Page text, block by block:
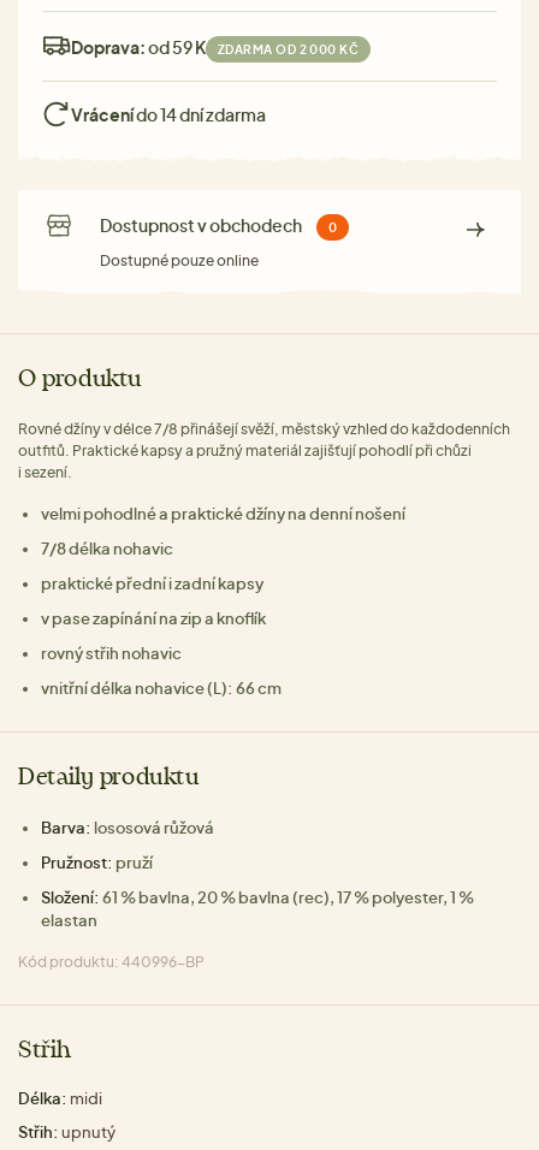
Doprava:od 59 Kč ZDARMA OD 2 000 KČ
Vrácenído 14 dní zdarma
Dostupnost v obchodech 0
Dostupné pouze online
O produktu
Rovné džíny v délce 7/8 přinášejí svěží, městský vzhled do každodenních
outfitů. Praktické kapsy a pružný materiál zajišťují pohodlí při chůzi
i sezení.
velmi pohodlné a praktické džíny na denní nošení
7/8 délka nohavic
praktické přední i zadní kapsy
v pase zapínání na zip a knoflík
rovný střih nohavic
vnitřní délka nohavice (L): 66 cm
Detaily produktu
Barva: lososová růžová
Pružnost: pruží
Složení: 61 % bavlna, 20 % bavlna (rec), 17 % polyester, 1 %
elastan
Kód produktu: 440996-BP
Střih
Délka: midi
Střih: upnutý